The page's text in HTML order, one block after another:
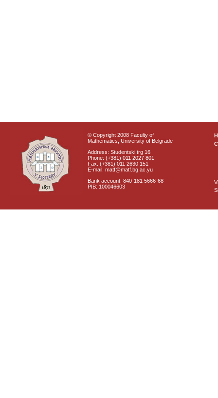
© Copyright 2008 Faculty of
Mathematics, University of Belgrade
Address: Studentski trg 16
Phone: (+381) 011 2027 801
Fax: (+381) 011 2630 151
E-mail: matf@matf.bg.ac.yu
Bank account: 840-181 5666-68
PIB: 100046603